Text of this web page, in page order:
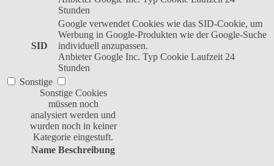
Stunden
SID
Google verwendet Cookies wie das SID-Cookie, um
Werbung in Google-Produkten wie der Google-Suche
individuell anzupassen.
Anbieter Google Inc. Typ Cookie Laufzeit 24
Stunden
Sonstige
Sonstige Cookies
müssen noch
analysiert werden und
wurden noch in keiner
Kategorie eingestuft.
Name Beschreibung